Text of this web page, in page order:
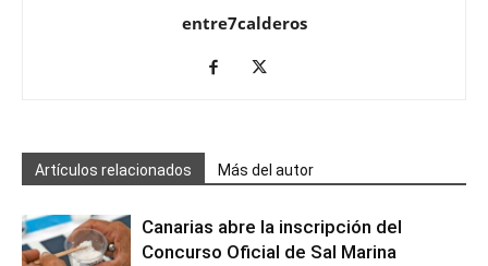
entre7calderos
Artículos relacionados Más del autor
Canarias abre la inscripción del
Concurso Oficial de Sal Marina